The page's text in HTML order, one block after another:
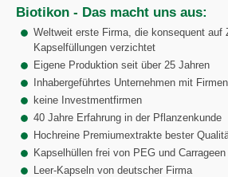
Biotikon - Das macht uns aus:
Weltweit erste Firma, die konsequent auf
Kapselfüllungen verzichtet
Eigene Produktion seit über 25 Jahren
Inhabergeführtes Unternehmen mit
keine Investmentfirmen
40 Jahre Erfahrung in der Pflanzenkunde
Hochreine Premiumextrakte bester
Kapselhüllen frei von PEG und Carrageen
Leer-Kapseln von deutscher Firma